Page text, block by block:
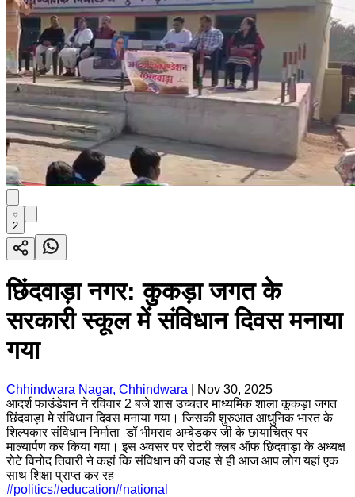
2
छिंदवाड़ा नगर: कुकड़ा जगत के
सरकारी स्कूल में संविधान दिवस मनाया
गया
Chhindwara Nagar, Chhindwara
Nov 30, 2025
आदर्श फाउंडेशन ने रविवार 2 बजे शास उच्चतर माध्यमिक शाला कूकड़ा जगत
छिंदवाड़ा मे संविधान दिवस मनाया गया। जिसकी शुरुआत आधुनिक भारत के
शिल्पकार संविधान निर्माता डॉ भीमराव अम्बेडकर जी के छायाचित्र पर
माल्यार्पण कर किया गया। इस अवसर पर रोटरी क्लब ऑफ छिंदवाड़ा के अध्यक्ष
रोटे विनोद तिवारी ने कहां कि संविधान की वजह से ही आज आप लोग यहां एक
साथ शिक्षा प्राप्त कर रह
#politics#education#national